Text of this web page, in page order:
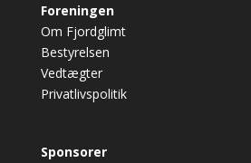
Foreningen
Om Fjordglimt
Bestyrelsen
Vedtægter
Privatlivspolitik
Sponsorer